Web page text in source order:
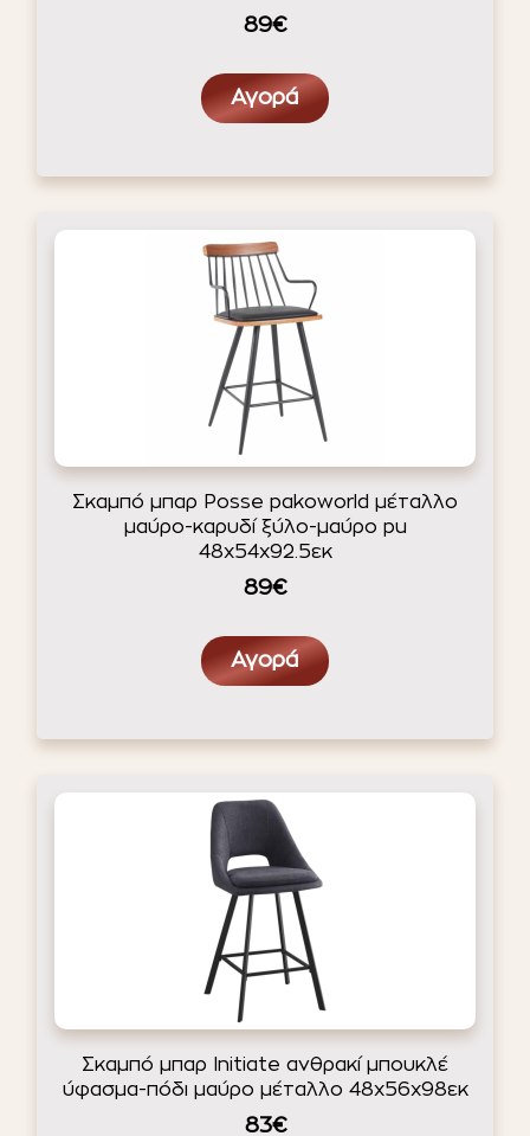
89€
Αγορά
Σκαμπό μπαρ Posse pakoworld μέταλλο
μαύρο-καρυδί ξύλο-μαύρο pu
48x54x92.5εκ
89€
Αγορά
Σκαμπό μπαρ Initiate ανθρακί μπουκλέ
ύφασμα-πόδι μαύρο μέταλλο 48x56x98εκ
83€